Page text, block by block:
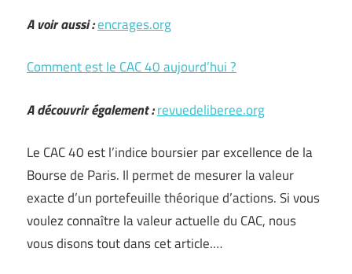
A voir aussi :encrages.org
Comment est le CAC 40 aujourd’hui ?
A découvrir également :revuedeliberee.org
Le CAC 40 est l’indice boursier par excellence de la
Bourse de Paris. Il permet de mesurer la valeur
exacte d’un portefeuille théorique d’actions. Si vous
voulez connaître la valeur actuelle du CAC, nous
vous disons tout dans cet article.…